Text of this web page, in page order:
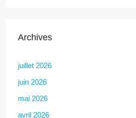
Archives
juillet 2026
juin 2026
mai 2026
avril 2026